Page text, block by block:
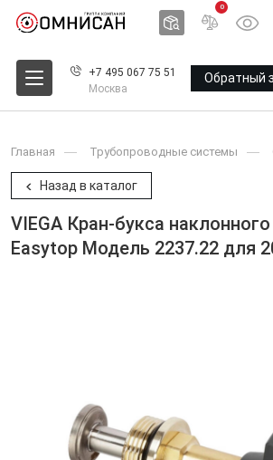
0
+7 495 067 75 51
Москва
Обратный
Главная Трубопроводные системы
Назад в каталог
VIEGA Кран-букса
Easytop Модель 2237.22 для